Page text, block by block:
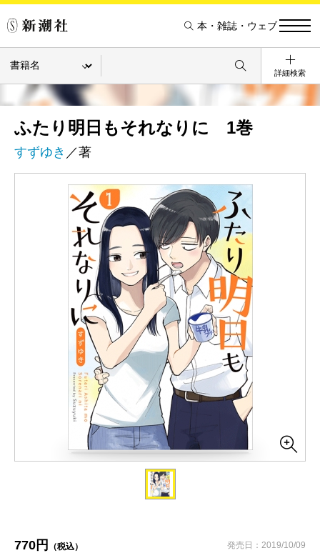
本・雑誌・ウェブ
詳細検索
ふたり明日もそれなりに 1巻
すずゆき ／著
770円 （税込） 発売日：2019/10/09